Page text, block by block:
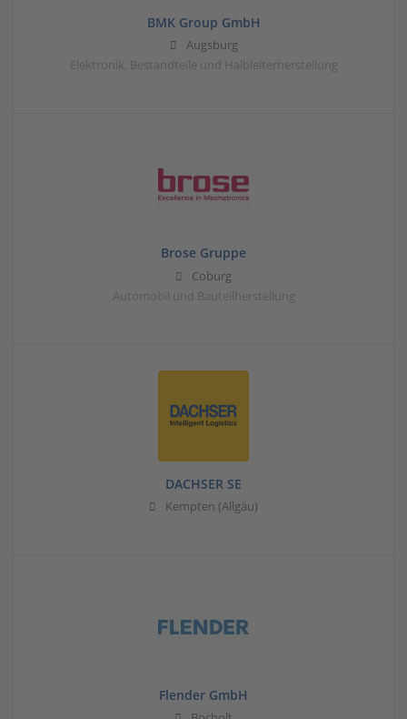
BMK Group GmbH
Augsburg
Elektronik, Bestandteile und Halbleiterherstellung
Brose Gruppe
Coburg
Automobil und Bauteilherstellung
DACHSER SE
Kempten (Allgäu)
Flender GmbH